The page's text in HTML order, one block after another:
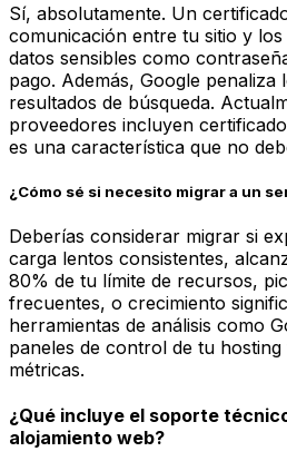
Sí, absolutamente. Un
comunicación entre tu sitio y
datos sensibles como
pago. Además, Google penaliza
resultados de búsqueda.
proveedores incluyen
es una característica que no
¿Cómo sé si necesito migrar a un
Deberías considerar migrar si
carga lentos consistentes,
80% de tu límite de recursos,
frecuentes, o crecimiento
herramientas de análisis como
paneles de control de tu
métricas.
¿Qué incluye el soporte
alojamiento web?